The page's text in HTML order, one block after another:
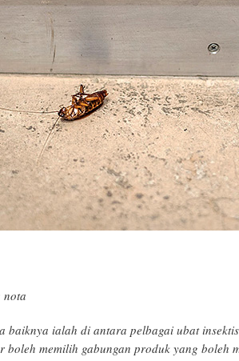
nota
baiknya ialah di antara pelbagai ubat
boleh memilih gabungan produk yang boleh